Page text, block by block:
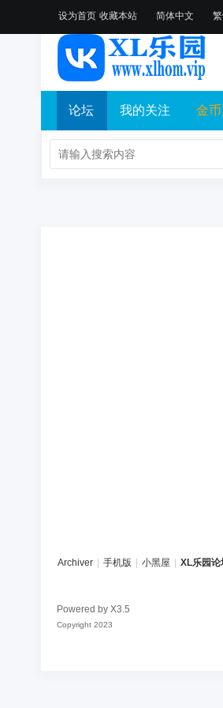
设为首页 收藏本站 简体中文
论坛 我的关注 金
Archiver 手机版 小黑屋 XL乐园论
Powered by X3.5
Copyright 2023